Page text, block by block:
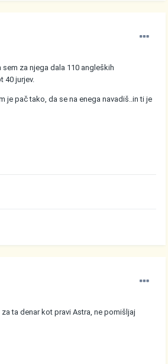
za njega dala 110 angleških
40 jurjev.
je pač tako, da se na enega navadiš..in ti je
ta denar kot pravi Astra, ne pomišljaj